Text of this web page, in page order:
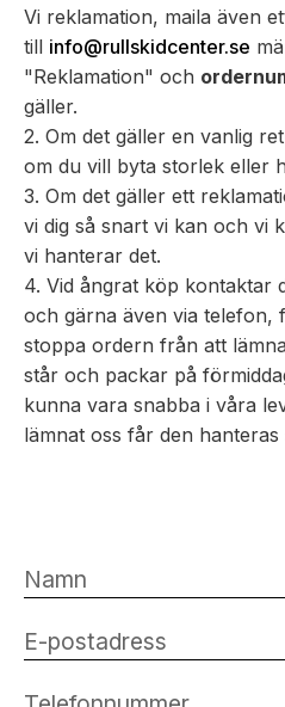
Vi reklamation, maila även
till info@rullskidcenter.se
"Reklamation" och
gäller.
2. Om det gäller en vanlig
om du vill byta storlek eller
3. Om det gäller ett
vi dig så snart vi kan och vi
vi hanterar det.
4. Vid ångrat köp kontaktar
och gärna även via telefon,
stoppa ordern från att
står och packar på
kunna vara snabba i våra
lämnat oss får den hanteras